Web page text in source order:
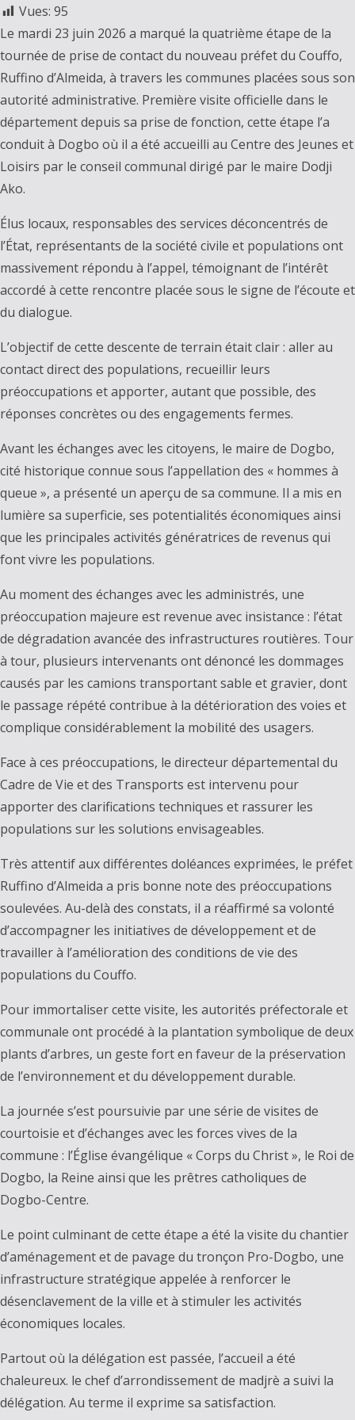
Vues: 95
Le mardi 23 juin 2026 a marqué la quatrième étape de la
tournée de prise de contact du nouveau préfet du Couffo,
Ruffino d’Almeida, à travers les communes placées sous son
autorité administrative. Première visite officielle dans le
département depuis sa prise de fonction, cette étape l’a
conduit à Dogbo où il a été accueilli au Centre des Jeunes et
Loisirs par le conseil communal dirigé par le maire Dodji
Ako.
Élus locaux, responsables des services déconcentrés de
l’État, représentants de la société civile et populations ont
massivement répondu à l’appel, témoignant de l’intérêt
accordé à cette rencontre placée sous le signe de l’écoute et
du dialogue.
L’objectif de cette descente de terrain était clair : aller au
contact direct des populations, recueillir leurs
préoccupations et apporter, autant que possible, des
réponses concrètes ou des engagements fermes.
Avant les échanges avec les citoyens, le maire de Dogbo,
cité historique connue sous l’appellation des « hommes à
queue », a présenté un aperçu de sa commune. Il a mis en
lumière sa superficie, ses potentialités économiques ainsi
que les principales activités génératrices de revenus qui
font vivre les populations.
Au moment des échanges avec les administrés, une
préoccupation majeure est revenue avec insistance : l’état
de dégradation avancée des infrastructures routières. Tour
à tour, plusieurs intervenants ont dénoncé les dommages
causés par les camions transportant sable et gravier, dont
le passage répété contribue à la détérioration des voies et
complique considérablement la mobilité des usagers.
Face à ces préoccupations, le directeur départemental du
Cadre de Vie et des Transports est intervenu pour
apporter des clarifications techniques et rassurer les
populations sur les solutions envisageables.
Très attentif aux différentes doléances exprimées, le préfet
Ruffino d’Almeida a pris bonne note des préoccupations
soulevées. Au-delà des constats, il a réaffirmé sa volonté
d’accompagner les initiatives de développement et de
travailler à l’amélioration des conditions de vie des
populations du Couffo.
Pour immortaliser cette visite, les autorités préfectorale et
communale ont procédé à la plantation symbolique de deux
plants d’arbres, un geste fort en faveur de la préservation
de l’environnement et du développement durable.
La journée s’est poursuivie par une série de visites de
courtoisie et d’échanges avec les forces vives de la
commune : l’Église évangélique « Corps du Christ », le Roi de
Dogbo, la Reine ainsi que les prêtres catholiques de
Dogbo-Centre.
Le point culminant de cette étape a été la visite du chantier
d’aménagement et de pavage du tronçon Pro-Dogbo, une
infrastructure stratégique appelée à renforcer le
désenclavement de la ville et à stimuler les activités
économiques locales.
Partout où la délégation est passée, l’accueil a été
chaleureux. le chef d’arrondissement de madjrè a suivi la
délégation. Au terme il exprime sa satisfaction.